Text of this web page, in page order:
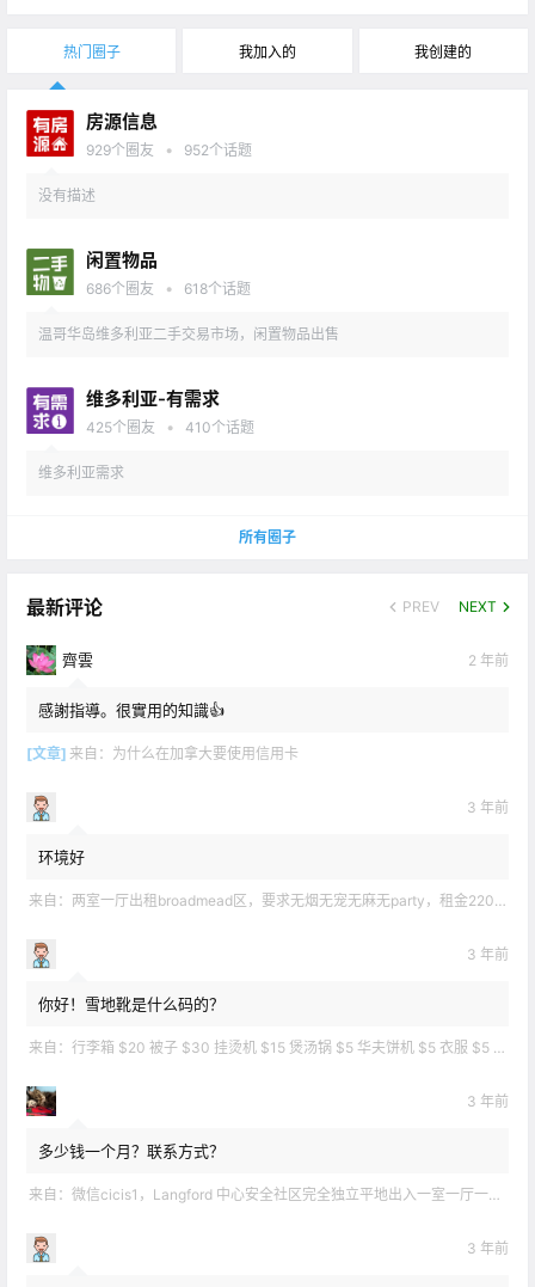
热门圈子 我加入的 我创建的
房源信息
929个圈友 • 952个话题
没有描述
闲置物品
686个圈友 • 618个话题
温哥华岛维多利亚二手交易市场，闲置物品出售
维多利亚-有需求
425个圈友 • 410个话题
维多利亚需求
所有圈子
最新评论 PREV NEXT
齊雲 2 年前
感謝指導。很實用的知識👍
[文章] 来自： 为什么在加拿大要使用信用卡
3 年前
环境好
来自： 两室一厅出租broadmead区，要求无烟无宠无麻无party，租金2200不包水电有意短信联系2508858496
3 年前
你好！雪地靴是什么码的？
来自： 行李箱 $20 被子 $30 挂烫机 $15 煲汤锅 $5 华夫饼机 $5 衣服 $5 雪地靴 $10 滑雪手套 $10 宜家衣物收纳 .
3 年前
多少钱一个月？联系方式？
来自： 微信cicis1，Langford 中心安全社区完全独立平地出入一室一厅一书房步行5分钟到公车站和商业圈 有后花园和.
3 年前